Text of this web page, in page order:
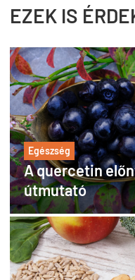
EZEK IS
Egészség
A quercetin
útmutató